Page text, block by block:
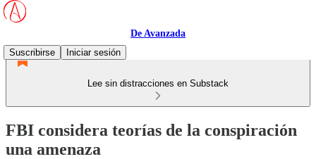
De Avanzada
Suscribirse
Iniciar sesión
Lee sin distracciones en Substack
FBI considera teorías de la conspiración
una amenaza